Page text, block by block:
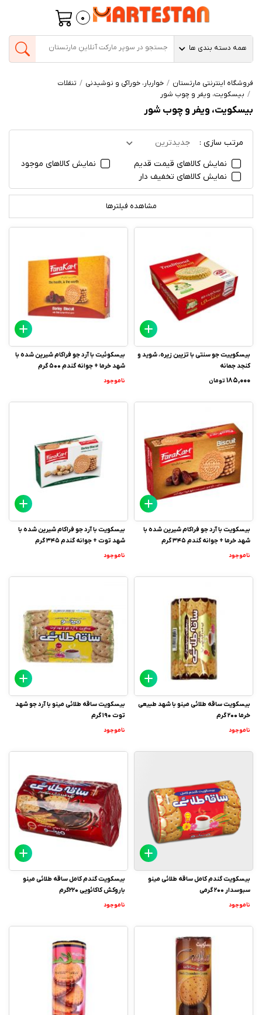
0
همه دسته بندی ها
فروشگاه اینترنتی مارتستان خواربار، خوراکی و نوشیدنی
تنقلات
بیسکویت، ویفر و چوب شور
بیسکویت، ویفر و چوب شور
مرتب سازی :
جدیدترین
نمایش کالاهای قیمت قدیم
نمایش کالاهای موجود
نمایش کالاهای تخفیف دار
مشاهده فیلترها
بیسکوییت جو سنتی با تزیین زیره، شوید و
کنجد جمانه
۱۸۵,۰۰۰ تومان
بیسکوئیت با آرد جو فراکام شیرین شده با
شهد خرما + جوانه گندم 500 گرم
ناموجود
بیسکویت با آرد جو فراکام شیرین شده با
شهد خرما + جوانه گندم 345 گرم
ناموجود
بیسکویت با آرد جو فراکام شیرین شده با
شهد توت + جوانه گندم 345 گرم
ناموجود
بیسکویت ساقه طلائی مینو با شهد طبیعی
خرما 200 گرم
ناموجود
بیسکویت ساقه طلائی مینو با آرد جو شهد
توت 190 گرم
ناموجود
بیسکویت گندم کامل ساقه طلائی مینو
سبوسدار 200 گرمی
ناموجود
بیسکویت گندم کامل ساقه طلائی مینو
باروکش کاکائویی 220گرم
ناموجود